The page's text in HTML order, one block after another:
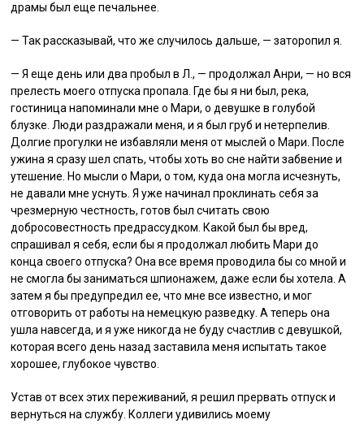
драмы был еще печальнее.
— Так рассказывай, что же случилось дальше, — заторопил я.
— Я еще день или два пробыл в Л., — продолжал Анри, — но вся
прелесть моего отпуска пропала. Где бы я ни был, река,
гостиница напоминали мне о Мари, о девушке в голубой
блузке. Люди раздражали меня, и я был груб и нетерпелив.
Долгие прогулки не избавляли меня от мыслей о Мари. После
ужина я сразу шел спать, чтобы хоть во сне найти забвение и
утешение. Но мысли о Мари, о том, куда она могла исчезнуть,
не давали мне уснуть. Я уже начинал проклинать себя за
чрезмерную честность, готов был считать свою
добросовестность предрассудком. Какой был бы вред,
спрашивал я себя, если бы я продолжал любить Мари до
конца своего отпуска? Она все время проводила бы со мной и
не смогла бы заниматься шпионажем, даже если бы хотела. А
затем я бы предупредил ее, что мне все известно, и мог
отговорить от работы на немецкую разведку. А теперь она
ушла навсегда, и я уже никогда не буду счастлив с девушкой,
которая всего день назад заставила меня испытать такое
хорошее, глубокое чувство.
Устав от всех этих переживаний, я решил прервать отпуск и
вернуться на службу. Коллеги удивились моему